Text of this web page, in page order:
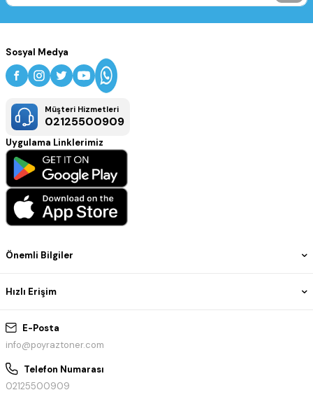
E-Posta
info@poyraztoner.com
Telefon Numarası
02125500909
Önemli Bilgiler
Hızlı Erişim
Sosyal Medya
Müşteri Hizmetleri
02125500909
Uygulama Linklerimiz